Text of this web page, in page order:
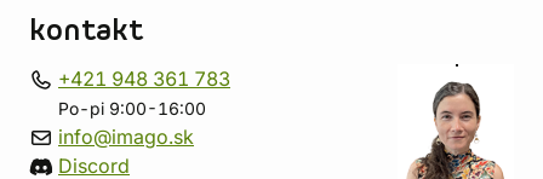
kontakt
+421 948 361 783
Po-pi 9:00-16:00
info@imago.sk
Discord